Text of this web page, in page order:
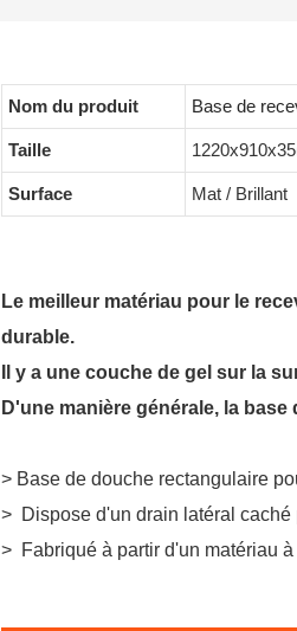
Nom du produit Base de
Taille
Surface Mat / Brillant
Le meilleur matériau pour le
durable.
Il y a une couche de gel sur la
D'une manière générale, la
> Base de douche rectangulaire
> Dispose d'un drain latéral
> Fabriqué à partir d'un matériau